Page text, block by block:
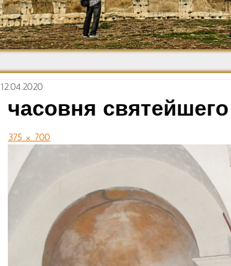
Средневековье
Возрождение и
Барокко
12.04.2020
часовня
375 × 700